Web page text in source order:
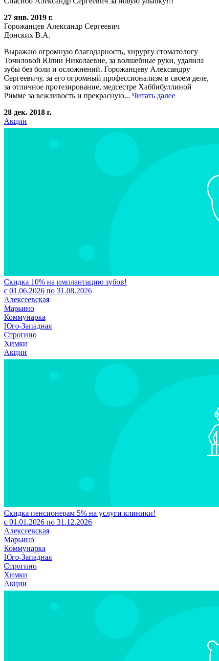
27 янв. 2019 г.
Горожанцев Александр Сергеевич
Донских В.А.
Выражаю огромную благодарность, хирургу стоматологу
Точиловой Юлии Николаевне, за волшебные руки, удалила
зубы без боли и осложнений. Горожанцеву Александру
Сергеевичу, за его огромный профессионализм в своем деле,
за отличное протезирование, медсестре Хаббибуллиной
Римме за вежливость и прекрасную... Читать далее
28 дек. 2018 г.
Акции
Скидка 10% на имплантацию зубов!
с 01.06.2026 по 31.08.2026
Алексеевская
Марьино
Коммунарка
Юго-Западная
Строгино
Химки
Акции
Скидка пенсионерам 5% на услуги клиники!
с 01.01.2026 по 31.12.2026
Алексеевская
Марьино
Коммунарка
Юго-Западная
Строгино
Химки
Акции